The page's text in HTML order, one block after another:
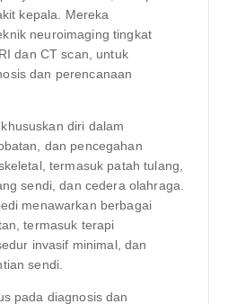
kepala. Mereka
neuroimaging tingkat
dan CT scan, untuk
dan perencanaan
diri dalam
dan pencegahan
termasuk patah tulang,
sendi, dan cedera olahraga.
menawarkan berbagai
termasuk terapi
invasif minimal, dan
sendi.
pada diagnosis dan